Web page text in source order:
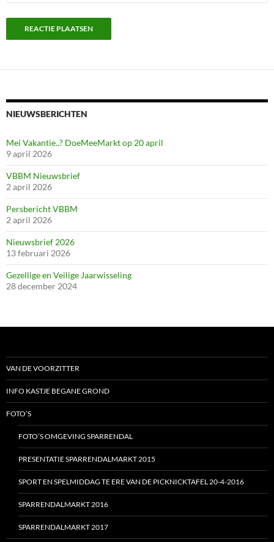
NIEUWSBERICHTEN
Mei Vakantie..? DoeMeeMarkt op 20 april
9 april 2026
VBBM Nieuwsbrief
2 april 2026
Persbericht VBBM
2 april 2026
Nieuwsbrief 2026
13 februari 2026
Gezellige en Veilige Jaarwisseling
28 december 2024
VAN DE VOORZITTER
INFO KASTJE BEGANE GROND
FOTO’S
FOTO’S OMGEVING SPARRENDAL
PRESENTATIE SPARRENDALMARKT 2015
SPORT EN SPELMIDDAG TE ERE VAN DE PICKNICKTAFEL 20-4-2016
SPARRENDALMARKT 2016
SPARRENDALMARKT 2017